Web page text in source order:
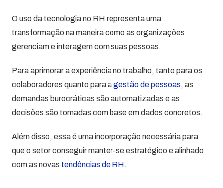
O uso da tecnologia no RH representa uma
transformação na maneira como as organizações
gerenciam e interagem com suas pessoas.
Para aprimorar a experiência no trabalho, tanto para os
colaboradores quanto para agestão de pessoas, as
demandas burocráticas são automatizadas e as
decisões são tomadas com base em dados concretos.
Além disso, essa é uma incorporação necessária para
que o setor conseguir manter-se estratégico e alinhado
com as novas tendências de RH.